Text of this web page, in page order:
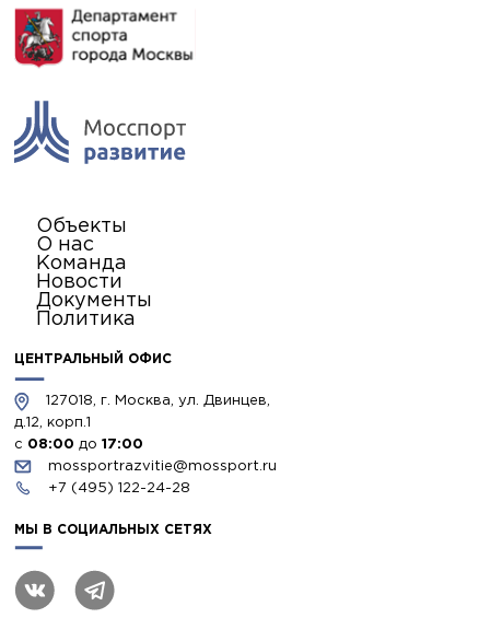
Объекты
О нас
Команда
Новости
Документы
Политика
ЦЕНТРАЛЬНЫЙ ОФИС
127018, г. Москва, ул. Двинцев,
д.12, корп.1
с 08:00 до17:00
mossportrazvitie@mossport.ru
+7 (495) 122-24-28
МЫ В СОЦИАЛЬНЫХ СЕТЯХ